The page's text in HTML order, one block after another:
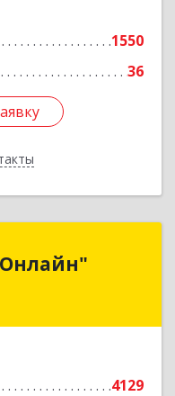
1550
36
4129
"Онлайн"
город Уфа, Уфа